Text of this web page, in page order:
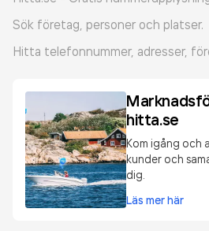
Sök företag, personer och platser.
Hitta telefonnummer, adresser,
hitta.se
Kom igång och
kunder och
dig.
Läs mer här